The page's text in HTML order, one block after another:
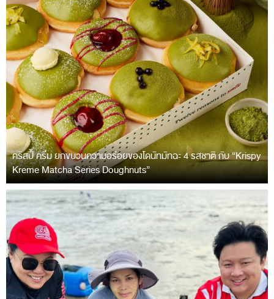
คริสปี้ ครีม ยกขบวนความอร่อยของโดนัทมัทฉะ 4 รสชาติ กับ “Krispy
Kreme Matcha Series Doughnuts”